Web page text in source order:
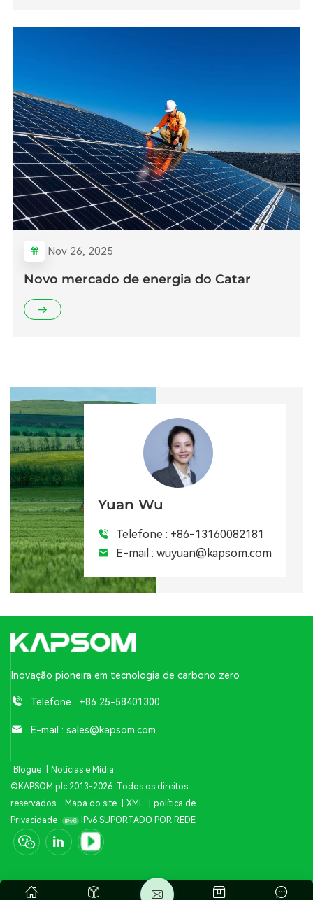
Nov 26, 2025
Novo mercado de energia do Catar
Yuan Wu
Telefone : +86-13160082181
E-mail : wuyuan@kapsom.com
Inovação pioneira em tecnologia de carbono zero
Telefone : +86 25-58401300
E-mail : sales@kapsom.com
Blogue
Notícias e Mídia
©KAPSOM plc 2013-2026. Todos os direitos
reservados .
Mapa do site XML
política de
Privacidade
IPv6 SUPORTADO POR REDE